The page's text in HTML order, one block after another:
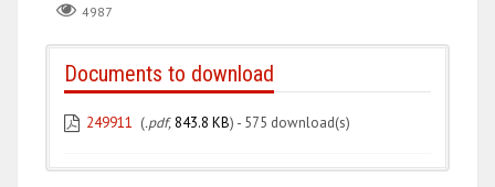
4987
Documents to download
249911 (.pdf, 843.8 KB) - 575 download(s)